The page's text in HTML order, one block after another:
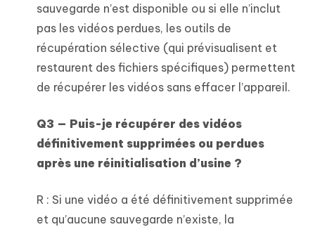
sauvegarde n’est disponible ou si elle n’inclut
pas les vidéos perdues, les outils de
récupération sélective (qui prévisualisent et
restaurent des fichiers spécifiques) permettent
de récupérer les vidéos sans effacer l’appareil.
Q3 — Puis-je récupérer des vidéos
définitivement supprimées ou perdues
après une réinitialisation d’usine ?
R : Si une vidéo a été définitivement supprimée
et qu’aucune sauvegarde n’existe, la